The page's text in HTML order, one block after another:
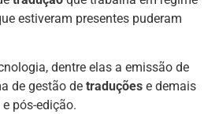
estiveram presentes puderam
dentre elas a emissão de
de gestão de traduções e demais
e pós-edição.